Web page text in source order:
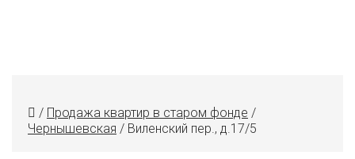
/ Продажа квартир в старом фонде /
Чернышевская / Виленский пер., д.17/5